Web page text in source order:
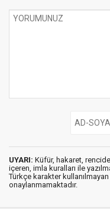
UYARI: Küfür, hakaret,
içeren, imla kuralları ile
Türkçe karakter
onaylanmamaktadır.